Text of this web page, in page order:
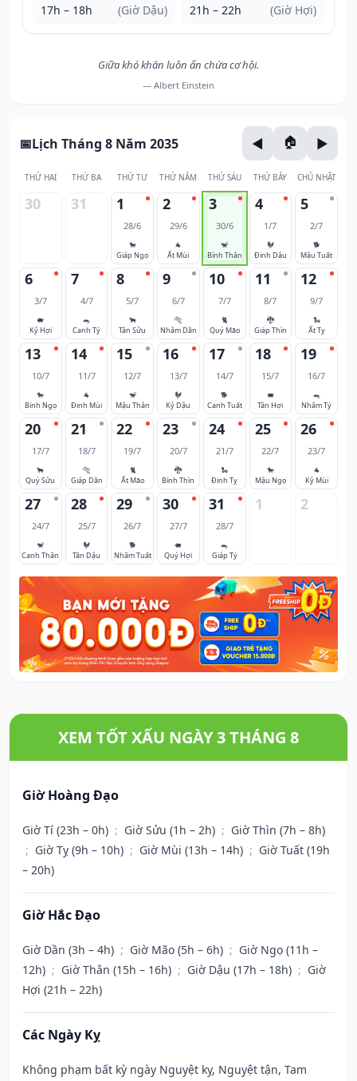
17h – 18h (Giờ Dậu) 21h – 22h (Giờ Hợi)
Giữa khó khăn luôn ẩn chứa cơ hội.
— Albert Einstein
Lịch Tháng 8 Năm 2035
THỨ HAI THỨ BA THỨ TƯ THỨ NĂM THỨ SÁU THỨ BẢY CHỦ NHẬT
30 31 1
28/6
🐎
Giáp Ngọ
2
29/6
🐐
Ất Mùi
3
30/6
🐒
Bính Thân
4
1/7
🐓
Đinh Dậu
5
2/7
🐕
Mậu Tuất
6
3/7
🐖
Kỷ Hợi
7
4/7
🐀
Canh Tý
8
5/7
🐂
Tân Sửu
9
6/7
🐅
Nhâm Dần
10
7/7
🐈
Quý Mão
11
8/7
🐉
Giáp Thìn
12
9/7
🐍
Ất Tỵ
13
10/7
🐎
Bính Ngọ
14
11/7
🐐
Đinh Mùi
15
12/7
🐒
Mậu Thân
16
13/7
🐓
Kỷ Dậu
17
14/7
🐕
Canh Tuất
18
15/7
🐖
Tân Hợi
19
16/7
🐀
Nhâm Tý
20
17/7
🐂
Quý Sửu
21
18/7
🐅
Giáp Dần
22
19/7
🐈
Ất Mão
23
20/7
🐉
Bính Thìn
24
21/7
🐍
Đinh Tỵ
25
22/7
🐎
Mậu Ngọ
26
23/7
🐐
Kỷ Mùi
27
24/7
🐒
Canh Thân
28
25/7
🐓
Tân Dậu
29
26/7
🐕
Nhâm Tuất
30
27/7
🐖
Quý Hợi
31
28/7
🐀
Giáp Tý
1 2
XEM TỐT XẤU NGÀY 3 THÁNG 8
Giờ Hoàng Đạo
Giờ Tí (23h – 0h) ; Giờ Sửu (1h – 2h) ; Giờ Thìn (7h – 8h)
; Giờ Tỵ (9h – 10h) ; Giờ Mùi (13h – 14h) ; Giờ Tuất (19h
– 20h)
Giờ Hắc Đạo
Giờ Dần (3h – 4h) ; Giờ Mão (5h – 6h) ; Giờ Ngọ (11h –
12h) ; Giờ Thân (15h – 16h) ; Giờ Dậu (17h – 18h) ; Giờ
Hợi (21h – 22h)
Các Ngày Kỵ
Không phạm bất kỳ ngày Nguyệt kỵ, Nguyệt tận, Tam